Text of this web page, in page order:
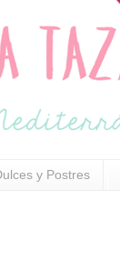
y Postres